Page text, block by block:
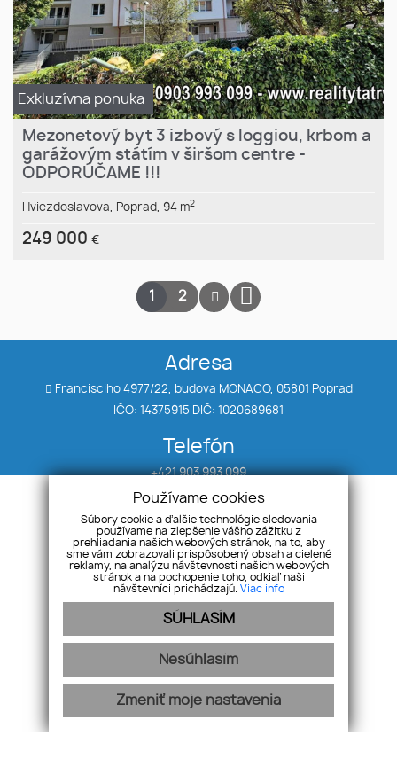
Exkluzívna ponuka
Mezonetový byt 3 izbový s loggiou, krbom a
garážovým státím v širšom centre -
ODPORÚČAME !!!
Hviezdoslavova, Poprad, 94 m2
249 000 €
1 2
Adresa
Francisciho 4977/22, budova MONACO, 05801 Poprad
IČO: 14375915 DIČ: 1020689681
Telefón
+421 903 993 099
E-mail
klein@realitytatry.sk
Úvod
Nehnuteľnosti
Domy
Priestory
Chaty
Kontakt
Používame cookies
Súbory cookie a ďalšie technológie sledovania
používame na zlepšenie vášho zážitku z
prehliadania našich webových stránok, na to, aby
sme vám zobrazovali prispôsobený obsah a cielené
reklamy, na analýzu návštevnosti našich webových
stránok a na pochopenie toho, odkiaľ naši
návštevníci prichádzajú. Viac info
SÚHLASÍM
Nesúhlasím
Zmeniť moje nastavenia